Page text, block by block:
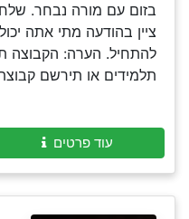
בזום עם מורה נבחר.
ציין בהודעה מתי אתה
להתחיל. הערה: הקבוצה
תלמידים או תירשם
עוד פרטים